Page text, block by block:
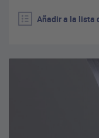
Añadir a la lista